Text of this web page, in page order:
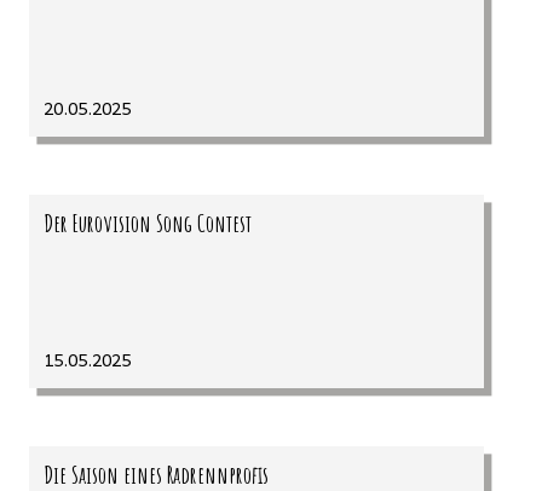
20.05.2025
Der Eurovision Song Contest
15.05.2025
Die Saison eines Radrennprofis